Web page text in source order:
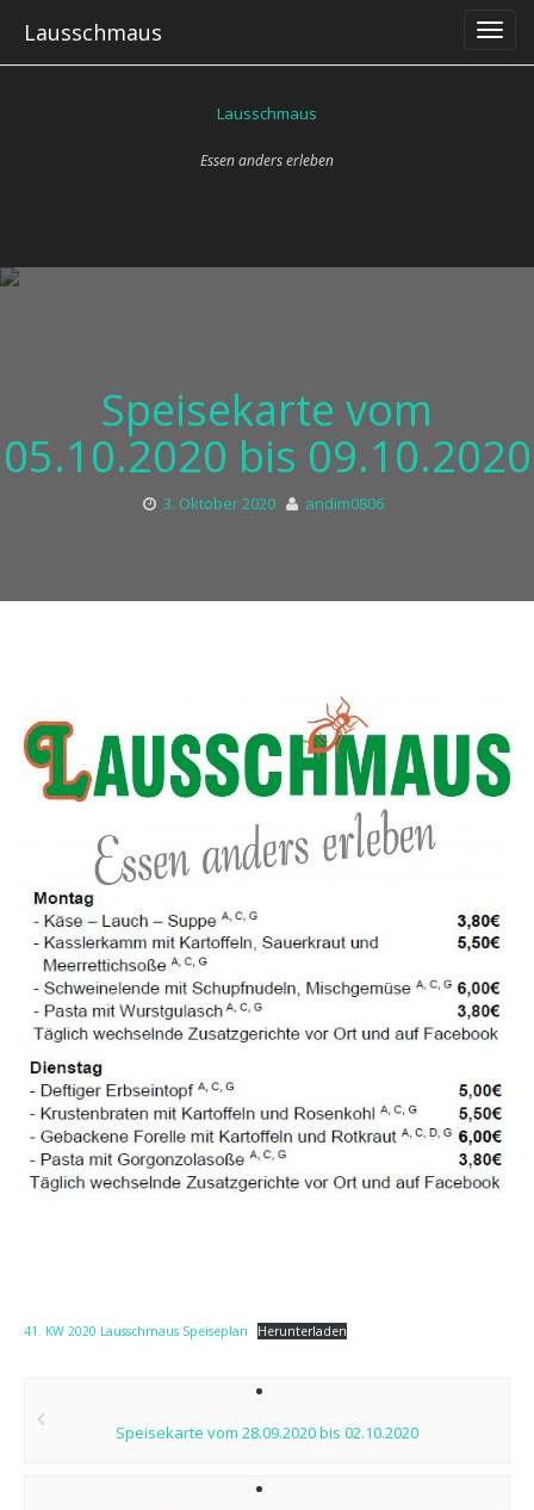
Lausschmaus
Lausschmaus
Essen anders erleben
Speisekarte vom
05.10.2020 bis 09.10.2020
3. Oktober 2020 andim0806
41. KW 2020 Lausschmaus Speiseplan Herunterladen
navigationSpeisekarte vom 28.09.2020 bis 02.10.2020